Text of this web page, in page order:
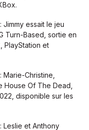
Jimmy essait le jeu
Turn-Based, sortie en
PlayStation et
Christine,
House Of The Dead,
disponible sur les
Leslie et Anthony